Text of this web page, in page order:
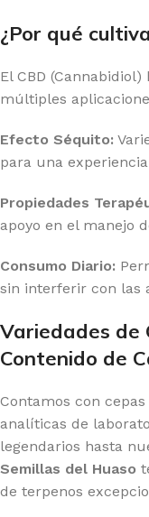
¿Por qué
El CBD
múltiples
Efecto Séquito:
para una
Propiedades
apoyo en el manejo
Consumo Diario:
sin interferir con las
Variedades de
Contenido de
Contamos con
analíticas de
legendarios hasta
Semillas del Huaso
de terpenos